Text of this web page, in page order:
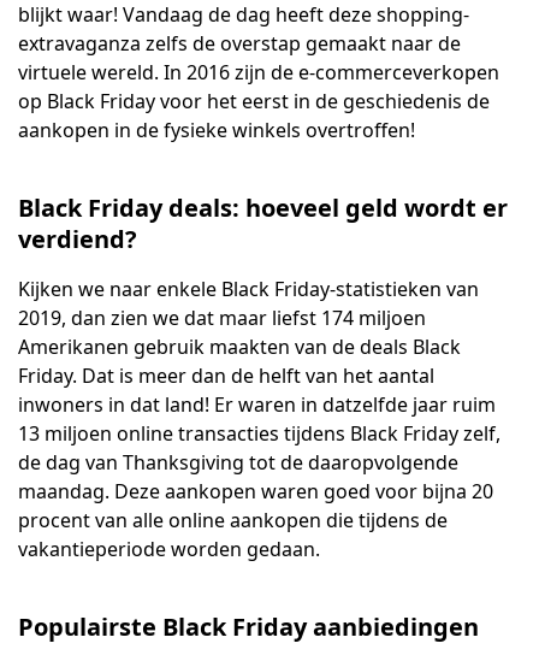
blijkt waar! Vandaag de dag heeft deze shopping-
extravaganza zelfs de overstap gemaakt naar de
virtuele wereld. In 2016 zijn de e-commerceverkopen
op Black Friday voor het eerst in de geschiedenis de
aankopen in de fysieke winkels overtroffen!
Black Friday deals: hoeveel geld wordt er
verdiend?
Kijken we naar enkele Black Friday-statistieken van
2019, dan zien we dat maar liefst 174 miljoen
Amerikanen gebruik maakten van de deals Black
Friday. Dat is meer dan de helft van het aantal
inwoners in dat land! Er waren in datzelfde jaar ruim
13 miljoen online transacties tijdens Black Friday zelf,
de dag van Thanksgiving tot de daaropvolgende
maandag. Deze aankopen waren goed voor bijna 20
procent van alle online aankopen die tijdens de
vakantieperiode worden gedaan.
Populairste Black Friday aanbiedingen